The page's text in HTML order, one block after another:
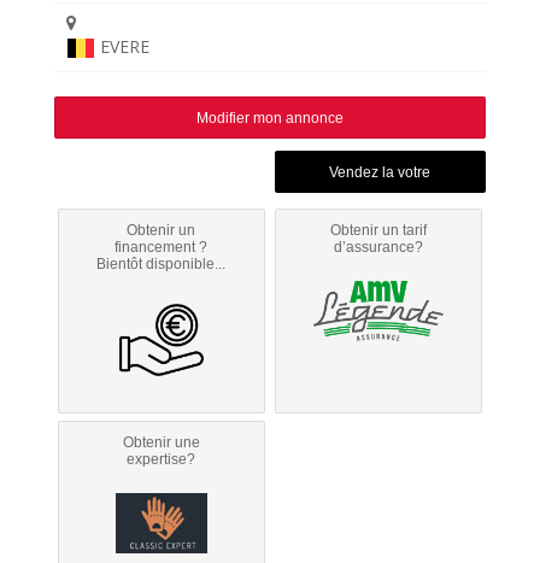
EVERE
Modifier mon annonce
Obtenir un
financement ?
Bientôt disponible...
Obtenir un tarif
d’assurance?
Obtenir une
expertise?